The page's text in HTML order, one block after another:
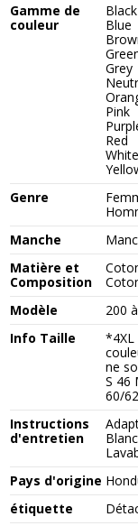
Gamme de
couleur
Black
Blue
Grey
Pink
Red
White
Genre
Manche
Matière et
Composition
Modèle
200
Info Taille
*4XL
ne
S 46
60/
Instructions
d'entretien
Pays d'origine
étiquette